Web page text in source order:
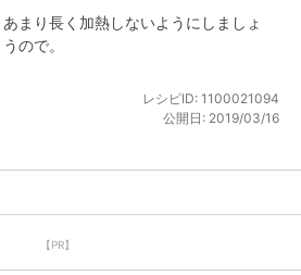
まり長く加熱しないようにしましょ
ので。
レシピID: 1100021094
公開日: 2019/03/16
【PR】